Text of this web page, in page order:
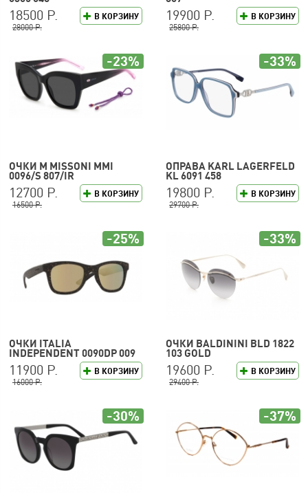
В КОРЗИНУ
18500 Р.
28000 Р.
В КОРЗИНУ
19900 Р.
25800 Р.
ОЧКИ M MISSONI MMI
0096/S 807/IR
В КОРЗИНУ
12700 Р.
16500 Р.
-23%
ОПРАВА KARL LAGERFELD
KL 6091 458
В КОРЗИНУ
19800 Р.
29700 Р.
-33%
ОЧКИ ITALIA
INDEPENDENT 0090DP 009
120
В КОРЗИНУ
11900 Р.
16000 Р.
-25%
ОЧКИ BALDININI BLD 1822
103 GOLD
В КОРЗИНУ
19600 Р.
29400 Р.
-33%
-30% -37%